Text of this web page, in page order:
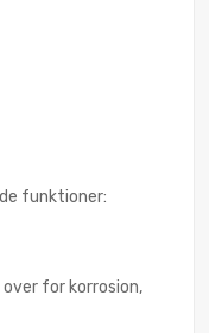
funktioner:
for korrosion,